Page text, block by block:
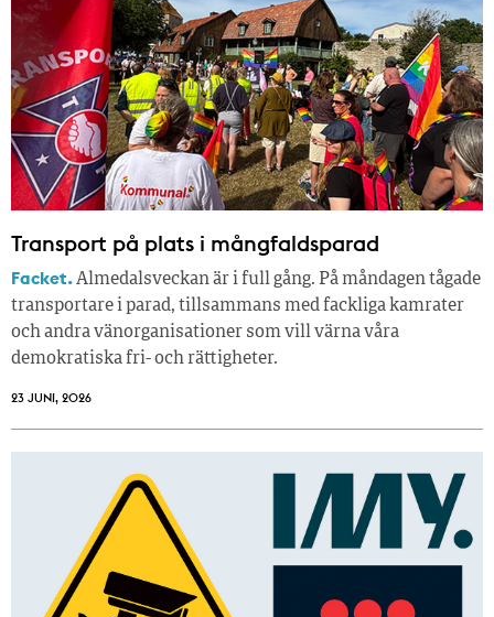
Transport på plats i mångfaldsparad
Facket.Almedalsveckan är i full gång. På måndagen tågade
transportare i parad, tillsammans med fackliga kamrater
och andra vänorganisationer som vill värna våra
demokratiska fri- och rättigheter.
23 JUNI, 2026